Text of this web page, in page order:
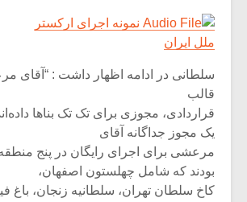
نمونه اجرای ارکستر
ملل ایران
سلطانی در ادامه اظهار داشت : “آقای
قالب
قراردادی، مجوزی برای تک تک بناها
یک مجوز جداگانه آقای
مرعشی برای اجرای رایگان در پنج
بودند که شامل چهلستون اصفهان،
کاخ سلطان تهران، سلطانیه زنجان، باغ